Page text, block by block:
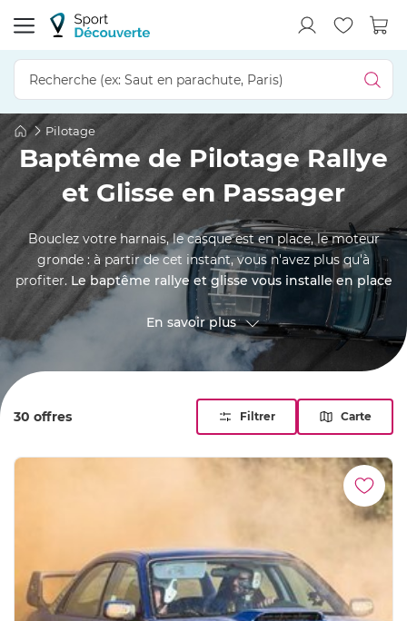
Pilotage
Baptême de Pilotage Rallye
et Glisse en Passager
Bouclez votre harnais, le casque est en place, le moteur
gronde : à partir de cet instant, vous n'avez plus qu'à
profiter. Le baptême rallye et glisse vous installe en place
passager d'une voiture de course, aux côtés d'un pilote
professionnel qui maîtrise la dérive sur le bout des doigts.
Dérapages contrôlés, freinages tardifs, accélérations
franches en sortie de virage : vous vivez de l'intérieur ce
expérience à sensations fortes, accessible sans permis, qui
plaît autant aux passionnés de sport automobile qu'à ceux
En savoir plus
30 offres Filtrer Carte